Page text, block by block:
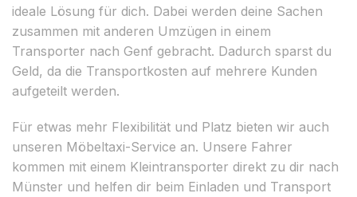
ideale Lösung für dich. Dabei werden deine Sachen
zusammen mit anderen Umzügen in einem
Transporter nach Genf gebracht. Dadurch sparst du
Geld, da die Transportkosten auf mehrere Kunden
aufgeteilt werden.
Für etwas mehr Flexibilität und Platz bieten wir auch
unseren Möbeltaxi-Service an. Unsere Fahrer
kommen mit einem Kleintransporter direkt zu dir nach
Münster und helfen dir beim Einladen und Transport